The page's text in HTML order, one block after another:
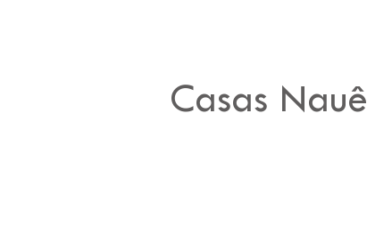
Casas Nauê